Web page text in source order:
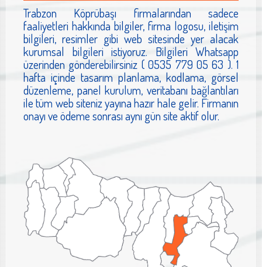
Trabzon Köprübaşı firmalarından sadece
faaliyetleri hakkında bilgiler, firma logosu, iletişim
bilgileri, resimler gibi web sitesinde yer alacak
kurumsal bilgileri istiyoruz. Bilgileri Whatsapp
üzerinden gönderebilirsiniz ( 0535 779 05 63 ). 1
hafta içinde tasarım planlama, kodlama, görsel
düzenleme, panel kurulum, veritabanı bağlantıları
ile tüm web siteniz yayına hazır hale gelir. Firmanın
onayı ve ödeme sonrası aynı gün site aktif olur.